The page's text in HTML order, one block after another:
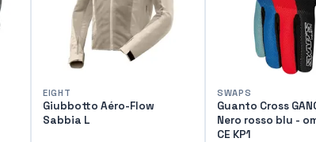
EIGHT
Giubbotto Aéro-Flow
Sabbia L
SWAPS
Guanto Cross
Nero rosso blu -
CE KP1